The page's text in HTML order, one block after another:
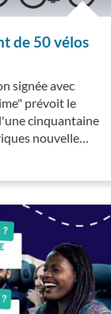
de 50 vélos
signée avec
prévoit le
cinquantaine
nouvelle…